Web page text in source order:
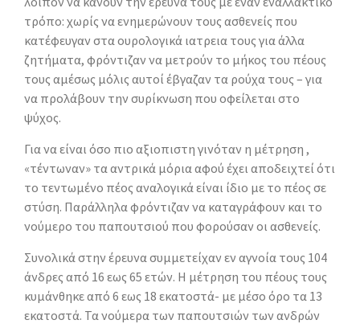
τρόπο: χωρίς να ενημερώνουν τους ασθενείς που
κατέφευγαν στα ουρολογικά ιατρεια τους για άλλα
ζητήματα, φρόντιζαν να μετρούν το μήκος του πέους
τους αμέσως μόλις αυτοί έβγαζαν τα ρούχα τους – για
να προλάβουν την συρίκνωση που οφείλεται στο
ψύχος.
Για να είναι όσο πιο αξιοπιστη γινόταν η µέτρηση ,
«τέντωναν» τα αντρικά µόρια αφού έχει αποδειχτεί ότι
το τεντωµένο πέος αναλογικά είναι ίδιο με το πέος σε
στύση. Παράλληλα φρόντιζαν να καταγράφουν και το
νούµερο του παπουτσιού που φορούσαν οι ασθενείς.
Συνολικά στην έρευνα συµµετείχαν εν αγνοία τους 104
άνδρες από 16 εως 65 ετών. Η µέτρηση του πέους τους
κυµάνθηκε από 6 εως 18 εκατοστά- µε µέσο όρο τα 13
εκατοστά. Τα νούµερα των παπουτσιών των ανδρών